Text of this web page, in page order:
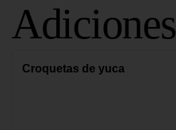
Adiciones
Croquetas de yuca